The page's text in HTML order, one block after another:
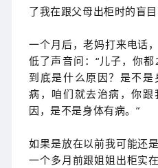
了我在跟父母出柜时的盲目
一个月后，老妈打来电话
低了声音问：“儿子，你都
到底是什么原因？是不
病，咱们就去治病，你
因，是不是身体有病。”
如果是放在以前我可能还
一个多月前跟姐姐出柜实